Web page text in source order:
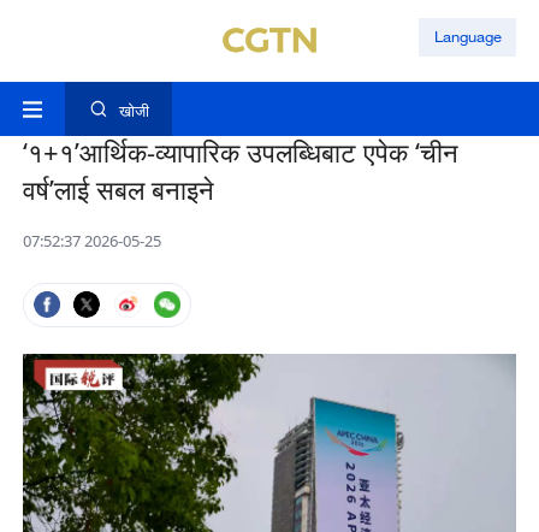
Language
खोजी
‘१+१’आर्थिक-व्यापारिक उपलब्धिबाट एपेक ‘चीन
वर्ष’लाई सबल बनाइने
07:52:37 2026-05-25